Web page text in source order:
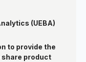
(UEBA)
to provide the
share product